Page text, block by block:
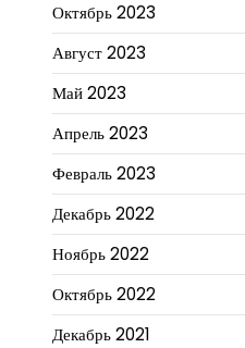
Октябрь 2023
Август 2023
Май 2023
Апрель 2023
Февраль 2023
Декабрь 2022
Ноябрь 2022
Октябрь 2022
Декабрь 2021